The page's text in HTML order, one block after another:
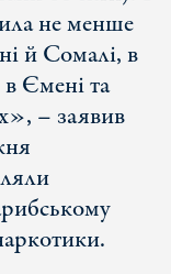
не менше
й Сомалі, в
в Ємені та
– заявив